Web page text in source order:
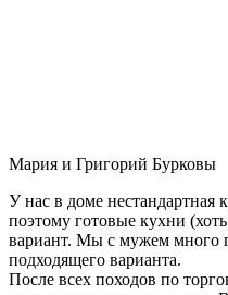
Мария и Григорий Бурковы
У нас в доме нестандартная
поэтому готовые кухни
вариант. Мы с мужем много
подходящего варианта.
После всех походов по